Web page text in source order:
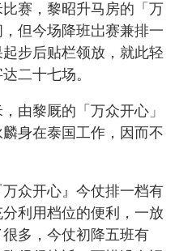
赛，黎昭升马房的「万
但今场降班岀赛兼排一
步后贴栏领放，就此轻
二十七场。
由黎厩的「万众开心」
身在泰国工作，因而不
众开心』今仗排一档有
利用档位的便利，一放
多，今仗初降五班有